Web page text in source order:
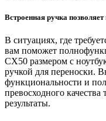
Встроенная ручка
В ситуациях, где
вам поможет
CX50 размером с
ручкой для переноски.
функциональности и
превосходного
результаты.